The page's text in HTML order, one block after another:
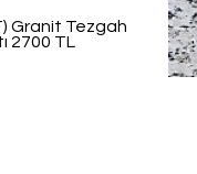
Granit Tezgah
2700 TL